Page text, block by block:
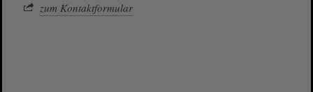
zum Kontaktformular